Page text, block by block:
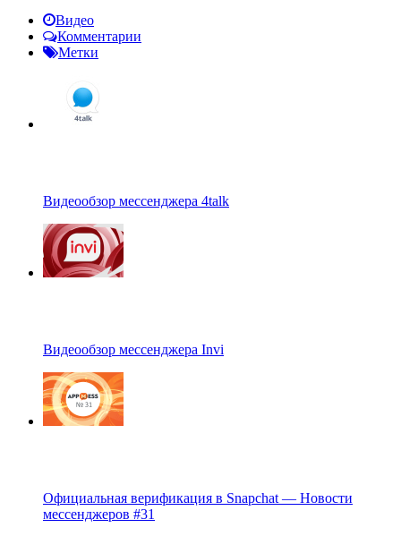
Видео
Комментарии
Метки
Видеообзор мессенджера 4talk
Видеообзор мессенджера Invi
Официальная верификация в Snapchat — Новости
мессенджеров #31